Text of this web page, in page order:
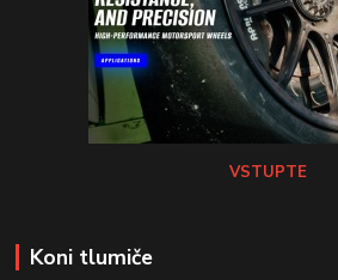
VSTUPTE
Koni tlumiče